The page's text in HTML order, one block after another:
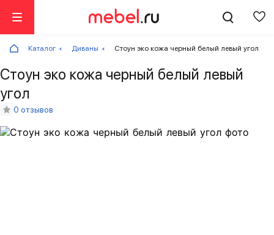
Каталог Диваны Стоун эко кожа черный белый левый угол
Стоун эко кожа черный белый левый
угол
0 отзывов